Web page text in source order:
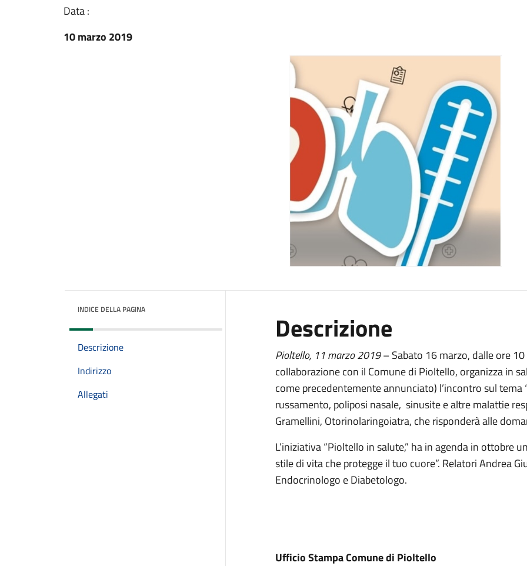
Data :
10 marzo 2019
INDICE DELLA PAGINA
Descrizione
Indirizzo
Allegati
Descrizione
Pioltello, 11marzo2019– Sabato 16 marzo, dalle ore
collaborazione con il Comune di Pioltello, organizza in
come precedentemente annunciato) l’incontro sul
russamento, poliposi nasale, sinusite e altre malattie
Gramellini, Otorinolaringoiatra, che risponderà alle
L’iniziativa “Pioltello in salute,” ha in agenda in ottobre
stile di vita che protegge il tuo cuore”. Relatori Andrea
Endocrinologo e Diabetologo.
Ufficio Stampa Comune di Pioltello